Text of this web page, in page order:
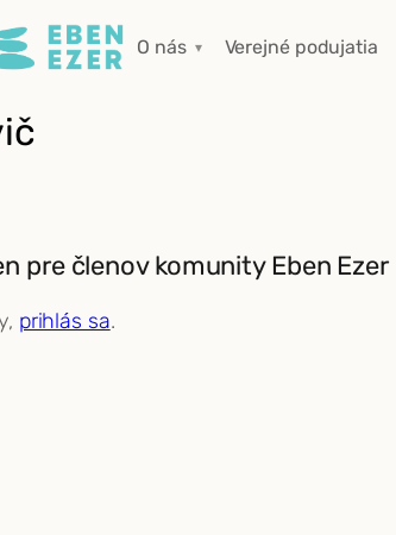
O nás Verejné podujatia
pre členov komunity Eben Ezer
prihlás sa.